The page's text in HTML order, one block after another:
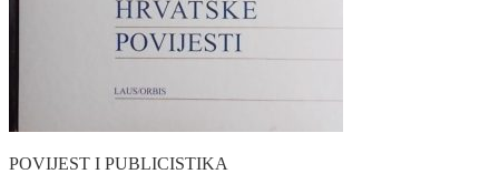
POVIJEST I PUBLICISTIKA